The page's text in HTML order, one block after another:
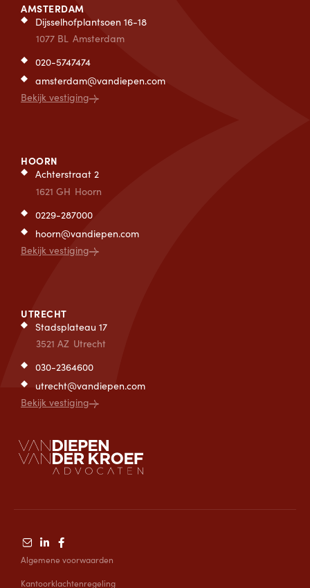
AMSTERDAM
Dijsselhofplantsoen 16-18
1077 BL Amsterdam
020-5747474
amsterdam@vandiepen.com
Bekijk vestiging
HOORN
Achterstraat 2
1621 GH Hoorn
0229-287000
hoorn@vandiepen.com
Bekijk vestiging
UTRECHT
Stadsplateau 17
3521 AZ Utrecht
030-2364600
utrecht@vandiepen.com
Bekijk vestiging
Algemene voorwaarden
Kantoorklachtenregeling